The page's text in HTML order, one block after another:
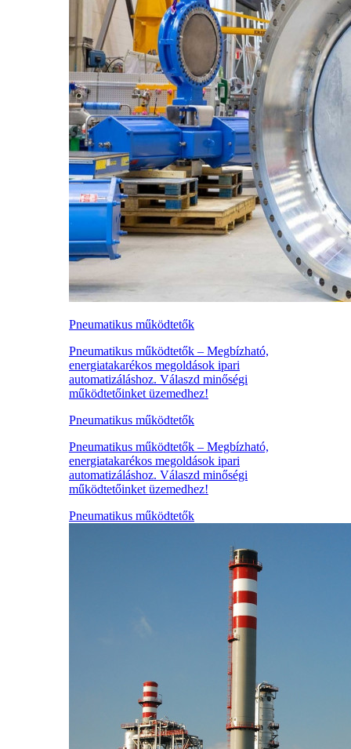
Pneumatikus működtetők
Pneumatikus működtetők – Megbízható,
energiatakarékos megoldások ipari
automatizáláshoz. Válaszd minőségi
működtetőinket üzemedhez!
Pneumatikus működtetők
Pneumatikus működtetők – Megbízható,
energiatakarékos megoldások ipari
automatizáláshoz. Válaszd minőségi
működtetőinket üzemedhez!
Pneumatikus működtetők